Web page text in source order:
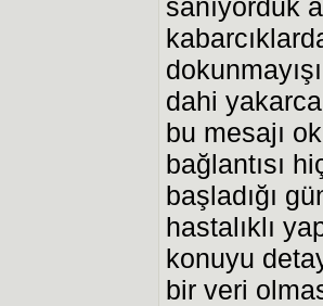
sanıyorduk
dahi
bu mesajı
bağlantısı
başladığı
hastalıklı
konuyu
bir veri